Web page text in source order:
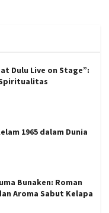
Dulu Live on Stage”:
1965 dalam Dunia
Bunaken: Roman
Aroma Sabut Kelapa